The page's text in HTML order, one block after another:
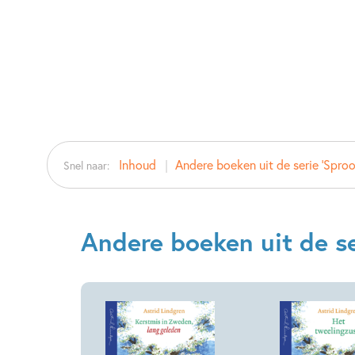
Snel naar: Inhoud Andere boeken uit de serie
Andere boeken uit de